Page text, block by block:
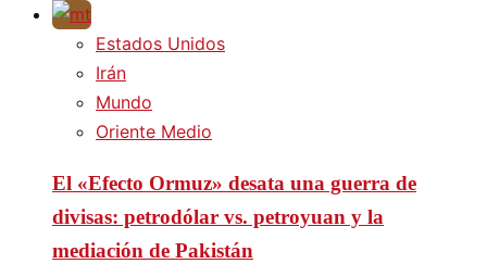
Estados Unidos
Irán
Mundo
Oriente Medio
El «Efecto Ormuz» desata una guerra de
divisas: petrodólar vs. petroyuan y la
mediación de Pakistán